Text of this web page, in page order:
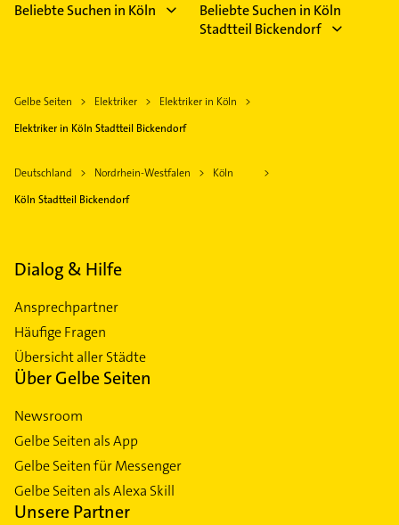
Beliebte Suchen in Köln
Beliebte Suchen in Köln
Stadtteil Bickendorf
Gelbe Seiten Elektriker
Elektriker in Köln
Elektriker in Köln Stadtteil Bickendorf
Deutschland Nordrhein-Westfalen
Köln
Köln Stadtteil Bickendorf
Dialog & Hilfe
Ansprechpartner
Häufige Fragen
Übersicht aller Städte
Über Gelbe Seiten
Newsroom
Gelbe Seiten als App
Gelbe Seiten für Messenger
Gelbe Seiten als Alexa Skill
Unsere Partner